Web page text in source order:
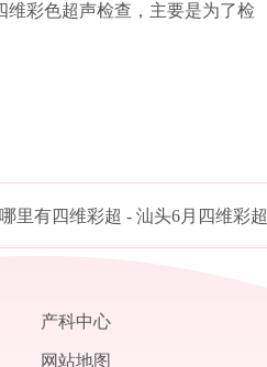
彩色超声检查，主要是为了检
里有四维彩超 - 汕头6月四维彩超
产科中心
网站地图